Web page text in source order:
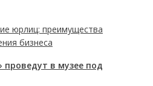
юрлиц: преимущества
бизнеса
проведут в музее под